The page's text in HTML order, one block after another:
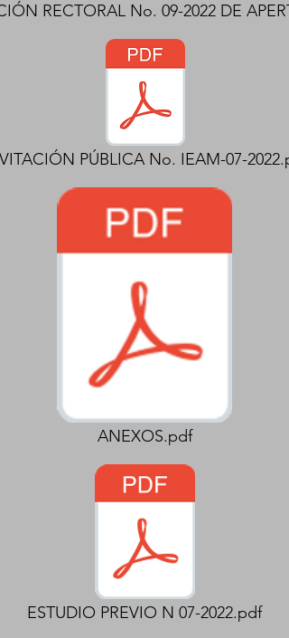
RECTORAL No. 09-2022 DE
PÚBLICA No. IEAM-07-
ANEXOS.pdf
ESTUDIO PREVIO N 07-2022.pdf